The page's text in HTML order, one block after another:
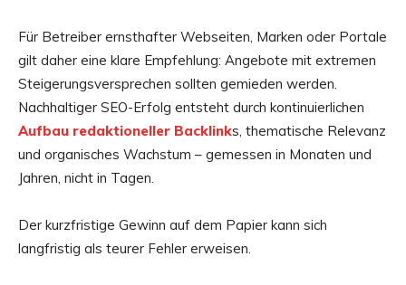
Für Betreiber ernsthafter Webseiten, Marken oder Portale
gilt daher eine klare Empfehlung: Angebote mit extremen
Steigerungsversprechen sollten gemieden werden.
Nachhaltiger SEO-Erfolg entsteht durch kontinuierlichen
Aufbau redaktioneller Backlinks, thematische Relevanz
und organisches Wachstum – gemessen in Monaten und
Jahren, nicht in Tagen.
Der kurzfristige Gewinn auf dem Papier kann sich
langfristig als teurer Fehler erweisen.